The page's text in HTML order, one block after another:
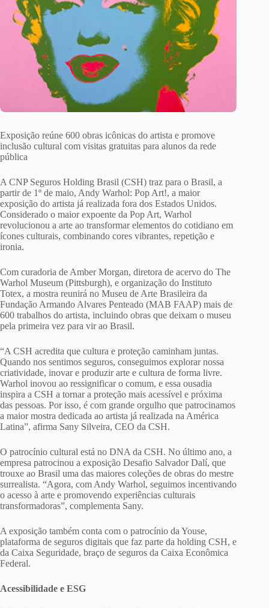
Exposição reúne 600 obras icônicas do artista e promove
inclusão cultural com visitas gratuitas para alunos da rede
pública
A CNP Seguros Holding Brasil (CSH) traz para o Brasil, a
partir de 1º de maio, Andy Warhol: Pop Art!, a maior
exposição do artista já realizada fora dos Estados Unidos.
Considerado o maior expoente da Pop Art, Warhol
revolucionou a arte ao transformar elementos do cotidiano em
ícones culturais, combinando cores vibrantes, repetição e
ironia.
Com curadoria de Amber Morgan, diretora de acervo do The
Warhol Museum (Pittsburgh), e organização do Instituto
Totex, a mostra reunirá no Museu de Arte Brasileira da
Fundação Armando Alvares Penteado (MAB FAAP) mais de
600 trabalhos do artista, incluindo obras que deixam o museu
pela primeira vez para vir ao Brasil.
“A CSH acredita que cultura e proteção caminham juntas.
Quando nos sentimos seguros, conseguimos explorar nossa
criatividade, inovar e produzir arte e cultura de forma livre.
Warhol inovou ao ressignificar o comum, e essa ousadia
inspira a CSH a tornar a proteção mais acessível e próxima
das pessoas. Por isso, é com grande orgulho que patrocinamos
a maior mostra dedicada ao artista já realizada na América
Latina”, afirma Sany Silveira, CEO da CSH.
O patrocínio cultural está no DNA da CSH. No último ano, a
empresa patrocinou a exposição Desafio Salvador Dalí, que
trouxe ao Brasil uma das maiores coleções de obras do mestre
surrealista. “Agora, com Andy Warhol, seguimos incentivando
o acesso à arte e promovendo experiências culturais
transformadoras”, complementa Sany.
A exposição também conta com o patrocínio da Youse,
plataforma de seguros digitais que faz parte da holding CSH, e
da Caixa Seguridade, braço de seguros da Caixa Econômica
Federal.
Acessibilidade e ESG